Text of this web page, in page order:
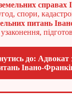
справах
спори,
питань
узаконення,
до: Адвокат
Івано-